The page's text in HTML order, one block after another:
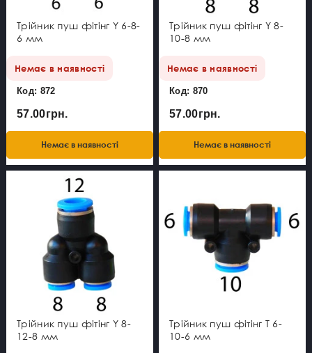
Трійник пуш фітінг Y 6-8-
6 мм
Немає в наявності
Код: 872
57.00грн.
Немає в наявності
Трійник пуш фітінг Y 8-
10-8 мм
Немає в наявності
Код: 870
57.00грн.
Немає в наявності
Трійник пуш фітінг Y 8-
12-8 мм
Трійник пуш фітінг Т 6-
10-6 мм